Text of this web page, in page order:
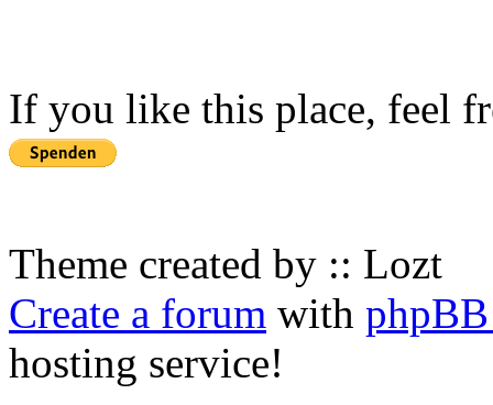
If you like this place, feel
Theme created by :: Lozt
Create a forum with
hosting service!